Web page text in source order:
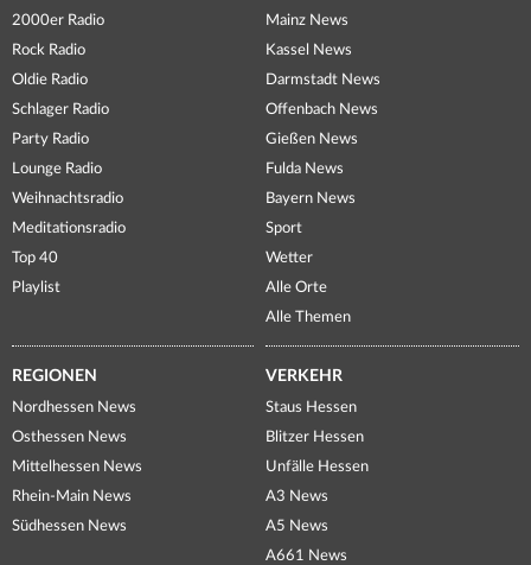
2000er Radio
Rock Radio
Oldie Radio
Schlager Radio
Party Radio
Lounge Radio
Weihnachtsradio
Meditationsradio
Top 40
Playlist
Mainz News
Kassel News
Darmstadt News
Offenbach News
Gießen News
Fulda News
Bayern News
Sport
Wetter
Alle Orte
Alle Themen
REGIONEN
Nordhessen News
Osthessen News
Mittelhessen News
Rhein-Main News
Südhessen News
VERKEHR
Staus Hessen
Blitzer Hessen
Unfälle Hessen
A3 News
A5 News
A661 News